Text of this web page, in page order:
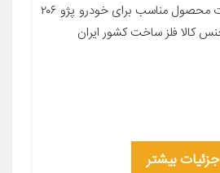
معرفی محصول جزئیات محصول مناسب برای خودرو پژو ۲۰۶
جزئیات بیشتر